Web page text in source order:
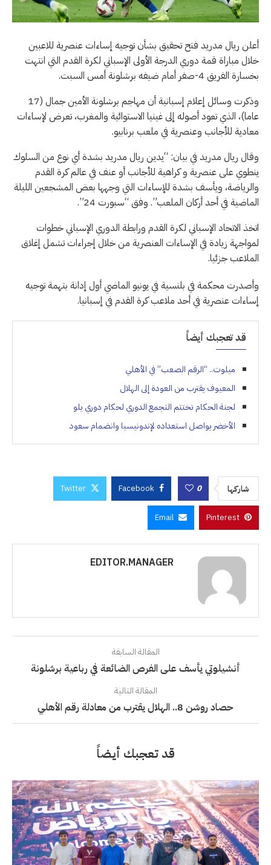
أعلن ريال مدريد فتح تحقيق بشأن توجيه إساءات عنصرية للاعبين
خلال مباراة قمة دوري الدرجة الأولى الإسباني لكرة القدم التي انتهت
بخسارة الفريق 4-صفر أمام ضيفه برشلونة أمس السبت.
وذكرت وسائل إعلام إسبانية أن مهاجم برشلونة الأمين جمال (17
عاما)، الذي تعود أصوله إلى غينيا الاستوائية والمغرب، تعرض لإساءات
معادية للأجانب وعنصرية في ملعب برنابيو.
وقال ريال مدريد في بيان: “يدين ريال مدريد بشدة أي نوع من السلوك
ينطوي على عنصرية و كراهية للأجانب أو عنف في عالم كرة القدم
والرياضة، ويأسف بشدة للإساءات التي وجهها بعض المشجعين الليلة
الماضية في أحد أركان الملعب”. وفق “سبورت 24”.
اتخذ الاتحاد الإسباني لكرة القدم ورابطة الدوري الإسباني خطوات
لمواجهة زيادة في الإساءات العنصرية من خلال إجراءات تشمل إغلاق
الملاعب جزئيا.
وأصدرت محكمة في بلنسية في يونيو الماضي أول إدانة بتهمة توجيه
إساءات عنصرية في أحد ملاعب كرة القدم في إسبانيا.
قد تعجبك أيضاً
ميلوت.. “الرقم الصعب” في الأهلي
المعيوف يقترب من العودة إلى الهلال
لجنة الحكام تختتم التجمع الدوري لحكام دوري يلو
الأخضر يواصل استعداده لإندونيسيا وانضمام سعود
شاركها 0
Facebook
Twitter
Pinterest
Email
EDITOR.MANAGER
المقالة السابقة
أنشيلوتي يأسف على الفرص الضائعة في رباعية برشلونة
المقالة التالية
حصاد روشن 8.. الهلال يقترب من معادلة رقم الأهلي
قد تعجبك أيضاً